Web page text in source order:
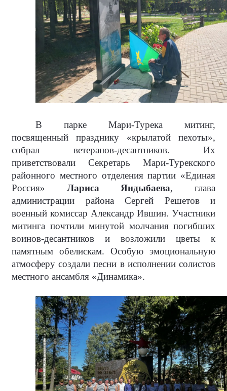
В парке Мари-Турека митинг,
посвященный празднику «крылатой пехоты»,
собрал ветеранов-десантников. Их
приветствовали Секретарь Мари-Турекского
районного местного отделения партии «Единая
Россия» Лариса Яндыбаева, глава
администрации района Сергей Решетов и
военный комиссар Александр Ившин. Участники
митинга почтили минутой молчания погибших
воинов-десантников и возложили цветы к
памятным обелискам. Особую эмоциональную
атмосферу создали песни в исполнении солистов
местного ансамбля «Динамика».